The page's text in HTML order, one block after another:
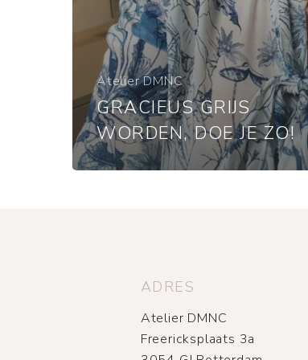
Atelier DMNC
GRACIEUS GRIJS
WORDEN, DOE JE ZO!
ADRES
Atelier DMNC
Freericksplaats 3a